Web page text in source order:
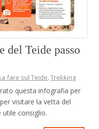
del Teide passo
fare sul Teide,Trekking
questa infografia per
visitare la vetta del
utile consiglio.